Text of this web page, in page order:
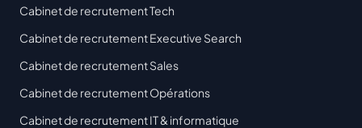
Cabinet de recrutement Tech
Cabinet de recrutement Executive Search
Cabinet de recrutement Sales
Cabinet de recrutement Opérations
Cabinet de recrutement IT & informatique